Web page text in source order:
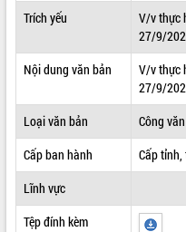
VĂN BẢN HĐND TỈNH
ĐIỂM TIN VĂN BẢN
Trích yếu
V/v thực
27/9/
Nội dung văn bản
V/v thực
27/9/
Loại văn bản
Công văn
Cấp ban hành
Cấp
Lĩnh vực
Tệp đính kèm